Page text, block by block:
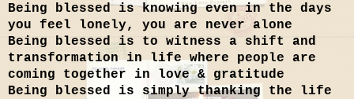
Being blessed is knowing even in the days
you feel lonely, you are never alone
Being blessed is to witness a shift and
transformation in life where people are
coming together in love & gratitude
Being blessed is simply thanking the life